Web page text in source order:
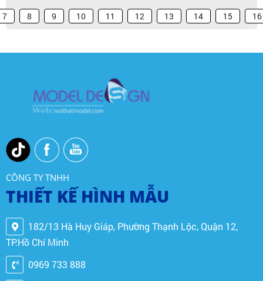
7 8 9 10 11 12 13 14 15 16
CÔNG TY TNHH
THIẾT KẾ HÌNH MẪU
182/13 Hà Huy Giáp, Phường Thạnh Lộc, Quận 12,
TP.Hồ Chí Minh
0969 733 888